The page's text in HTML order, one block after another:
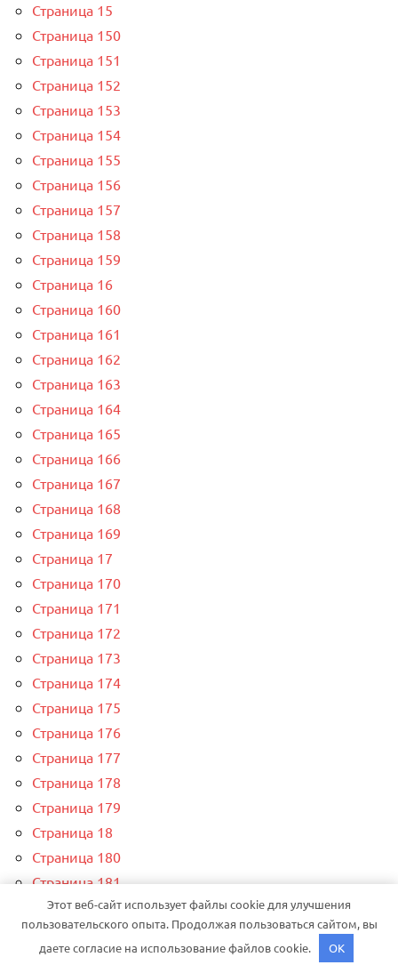
Страница 15
Страница 150
Страница 151
Страница 152
Страница 153
Страница 154
Страница 155
Страница 156
Страница 157
Страница 158
Страница 159
Страница 16
Страница 160
Страница 161
Страница 162
Страница 163
Страница 164
Страница 165
Страница 166
Страница 167
Страница 168
Страница 169
Страница 17
Страница 170
Страница 171
Страница 172
Страница 173
Страница 174
Страница 175
Страница 176
Страница 177
Страница 178
Страница 179
Страница 18
Страница 180
Страница 181
Страница 182
Страница 183
Страница 184
Этот веб-сайт использует файлы cookie для улучшения
пользовательского опыта. Продолжая пользоваться сайтом, вы
даете согласие на использование файлов cookie.
OK